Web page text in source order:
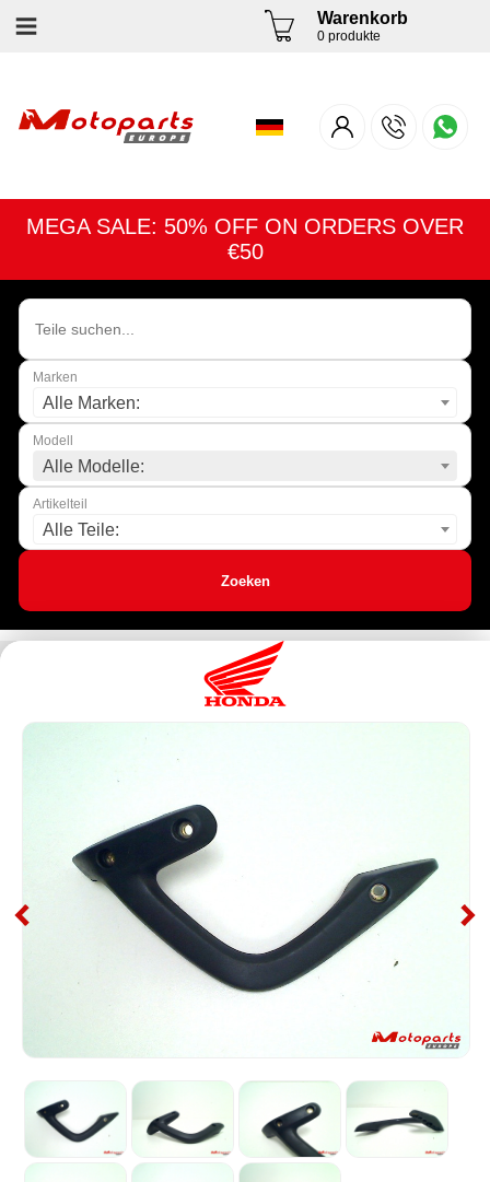
Warenkorb
0 produkte
MEGA SALE: 50% OFF ON ORDERS OVER
€50
Marken
Alle Marken:
Modell
Alle Modelle:
Artikelteil
Alle Teile:
Zoeken